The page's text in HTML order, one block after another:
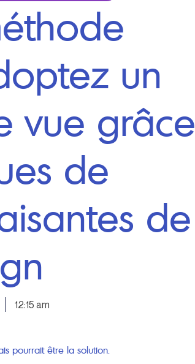
un
vue grâce
de
de
12:15 am
pourrait être la solution.